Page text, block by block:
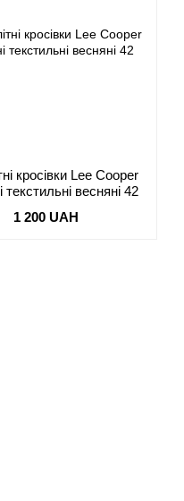
кросівки Lee Cooper
текстильні весняні 42
1 200 UAH